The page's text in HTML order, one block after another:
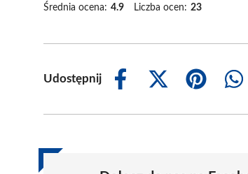
Średnia ocena: 4.9 Liczba ocen: 23
Udostępnij
Share
Share
(Twitter)
Share